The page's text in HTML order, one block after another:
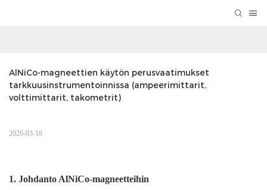
AlNiCo-magneettien käytön perusvaatimukset
tarkkuusinstrumentoinnissa (ampeerimittarit,
volttimittarit, takometrit)
2026-03-18
1. Johdanto AlNiCo-magneetteihin